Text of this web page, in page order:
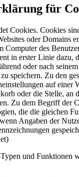
für
Cookies. Cookies
oder Domains
Computer des
in erster Linie dazu,
oder nach
speichern. Zu den
auf einer
oder die Stelle, an
Zu dem Begriff der
die die gleichen
Angaben der
und Funktionen